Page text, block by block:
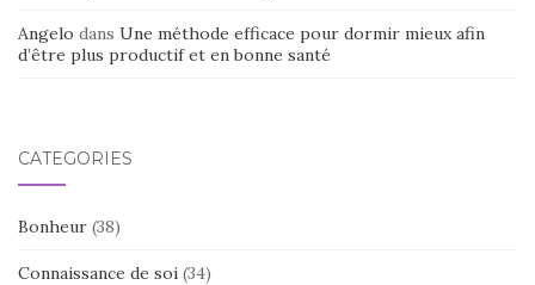
Angelo dans Une méthode efficace pour dormir mieux afin
d’être plus productif et en bonne santé
CATÉGORIES
Bonheur (38)
Connaissance de soi (34)